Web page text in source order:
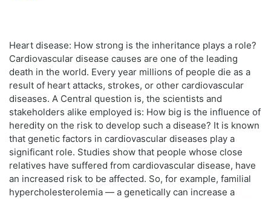
Heart disease: How strong is the inheritance plays a role?
Cardiovascular disease causes are one of the leading
death in the world. Every year millions of people die as a
result of heart attacks, strokes, or other cardiovascular
diseases. A Central question is, the scientists and
stakeholders alike employed is: How big is the influence of
heredity on the risk to develop such a disease? It is known
that genetic factors in cardiovascular diseases play a
significant role. Studies show that people whose close
relatives have suffered from cardiovascular disease, have
an increased risk to be affected. So, for example, familial
hypercholesterolemia — a genetically can increase a